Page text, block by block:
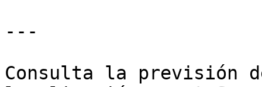
---
Consulta la previsión